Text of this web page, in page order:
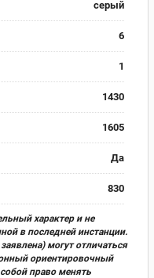
серый
6
1
1430
1605
Да
830
характер и не
в последней инстанции.
могут отличаться
ориентировочный
право менять